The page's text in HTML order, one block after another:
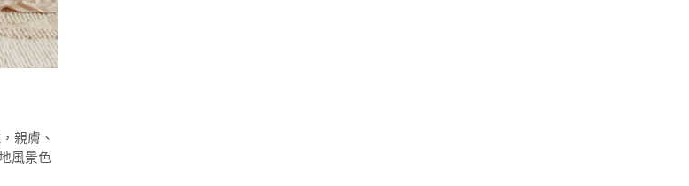
親膚、
風景色